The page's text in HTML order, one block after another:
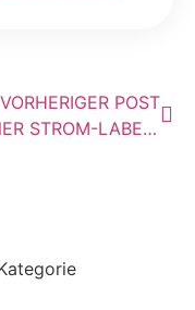
VORHERIGER POST
GRÜNER STROM-LABEL: NEUER KRITERIENKATALOG TRITT IN KRAFT